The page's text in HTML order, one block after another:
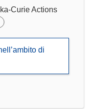
Curie Actions
di